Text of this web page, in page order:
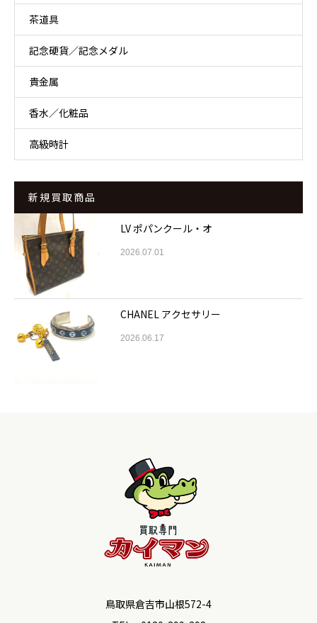
茶道具
記念硬貨／記念メダル
貴金属
香水／化粧品
高級時計
新規買取商品
LV ポパンクール・オ
2026.07.01
CHANEL アクセサリー
2026.06.17
鳥取県倉吉市山根572-4